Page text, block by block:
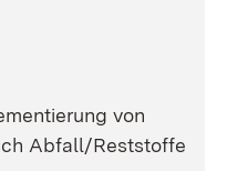
von
Abfall/Reststoffe